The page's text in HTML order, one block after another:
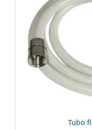
Tubo